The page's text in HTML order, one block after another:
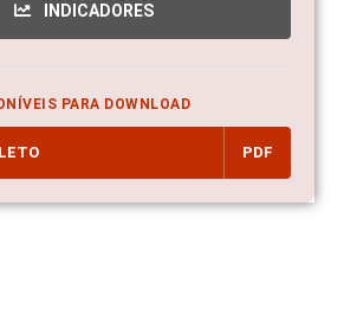
INDICADORES
PARA DOWNLOAD
PDF